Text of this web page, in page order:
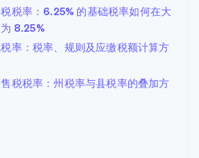
税率：6.25% 的基础税率如何在大
8.25%
率：税率、规则及应缴税额计算方
税税率：州税率与县税率的叠加方